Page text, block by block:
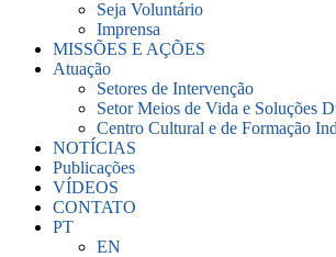
Seja Voluntário
Imprensa
MISSÕES E AÇÕES
Atuação
Setores de Intervenção
Setor Meios de Vida e Soluções
Centro Cultural e de Formação
NOTÍCIAS
Publicações
VÍDEOS
CONTATO
PT
EN